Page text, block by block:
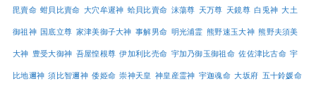
毘賣命 蚶貝比賣命 大穴牟遲神 蛤貝比賣命 沫蕩尊 天万尊 天鏡尊 白兎神 大土
御祖神 国底立尊 家津美御子大神 事解男命 明光浦霊 熊野速玉大神 熊野夫須美
大神 豊受大御神 吾屋惶根尊 伊加利比売命 宇加乃御玉御祖命 佐佐津比古命 宇
比地邇神 須比智邇神 倭姫命 崇神天皇 神皇産霊神 宇迦魂命 大坂府 五十鈴媛命